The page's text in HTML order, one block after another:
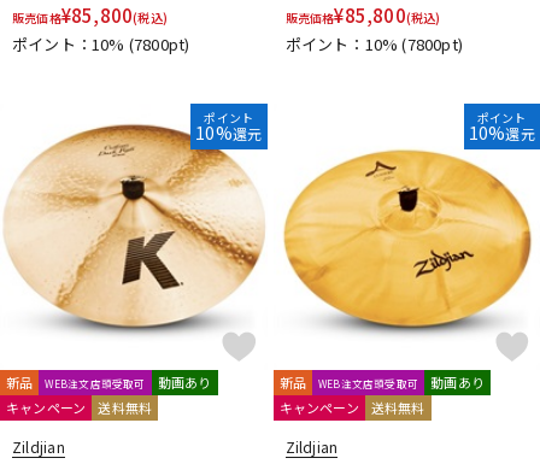
販売価格¥85,800(税込)
ポイント：10% (7800pt)
販売価格¥85,800(税込)
ポイント：10%(7800pt)
ポイント
10%還元
新品 WEB注文店頭受取可
動画あり
キャンペーン
送料無料
Zildjian
ポイント
10%還元
新品 WEB注文店頭受取可
動画あり
キャンペーン
送料無料
Zildjian